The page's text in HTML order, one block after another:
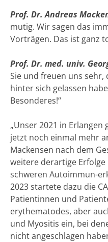
Prof. Dr. Andreas
mutig. Wir sagen das
Vorträgen. Das ist ganz
Prof. Dr. med. univ.
Sie und freuen uns sehr,
hinter sich gelassen
Besonderes!“
„Unser 2021 in
jetzt noch einmal mehr
Mackensen nach dem
weitere derartige
schweren Autoimmun-
2023 startete dazu die
Patientinnen und
erythematodes, aber
und Myositis ein, bei
nicht angeschlagen